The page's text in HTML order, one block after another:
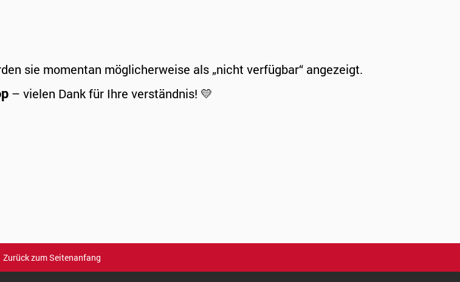
sie momentan möglicherweise als „nicht verfügbar“ angezeigt.
– vielen Dank für Ihre verständnis! 💛
Zurück zum Seitenanfang